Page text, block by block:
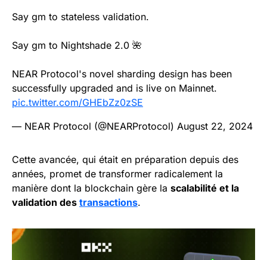
Say gm to stateless validation.
Say gm to Nightshade 2.0 🌺
NEAR Protocol's novel sharding design has been
successfully upgraded and is live on Mainnet.
pic.twitter.com/GHEbZz0zSE
— NEAR Protocol (@NEARProtocol) August 22, 2024
Cette avancée, qui était en préparation depuis des
années, promet de transformer radicalement la
manière dont la blockchain gère la scalabilité et la
validation des transactions.